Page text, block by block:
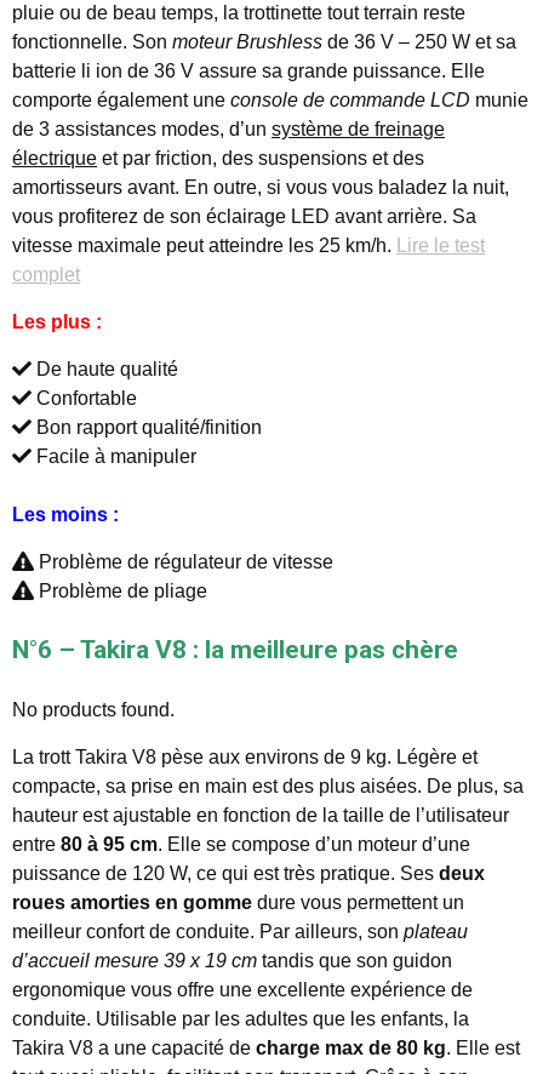
pluie ou de beau temps, la trottinette tout terrain reste
fonctionnelle. Son moteur Brushless de 36 V – 250 W et sa
batterie li ion de 36 V assure sa grande puissance. Elle
comporte également une console de commande LCD munie
de 3 assistances modes, d’un système de freinage
électrique et par friction, des suspensions et des
amortisseurs avant. En outre, si vous vous baladez la nuit,
vous profiterez de son éclairage LED avant arrière. Sa
vitesse maximale peut atteindre les 25 km/h.
Lire le test
complet
Les plus :
De haute qualité
Confortable
Bon rapport qualité/finition
Facile à manipuler
Les moins :
Problème de régulateur de vitesse
Problème de pliage
N°6 – Takira V8 : la meilleure pas chère
No products found.
La trott Takira V8 pèse aux environs de 9 kg. Légère et
compacte, sa prise en main est des plus aisées. De plus, sa
hauteur est ajustable en fonction de la taille de l’utilisateur
entre 80 à 95 cm. Elle se compose d’un moteur d’une
puissance de 120 W, ce qui est très pratique. Ses deux
roues amorties en gomme dure vous permettent un
meilleur confort de conduite. Par ailleurs, son plateau
d’accueil mesure 39 x 19 cm tandis que son guidon
ergonomique vous offre une excellente expérience de
conduite. Utilisable par les adultes que les enfants, la
Takira V8 a une capacité de charge max de 80 kg. Elle est